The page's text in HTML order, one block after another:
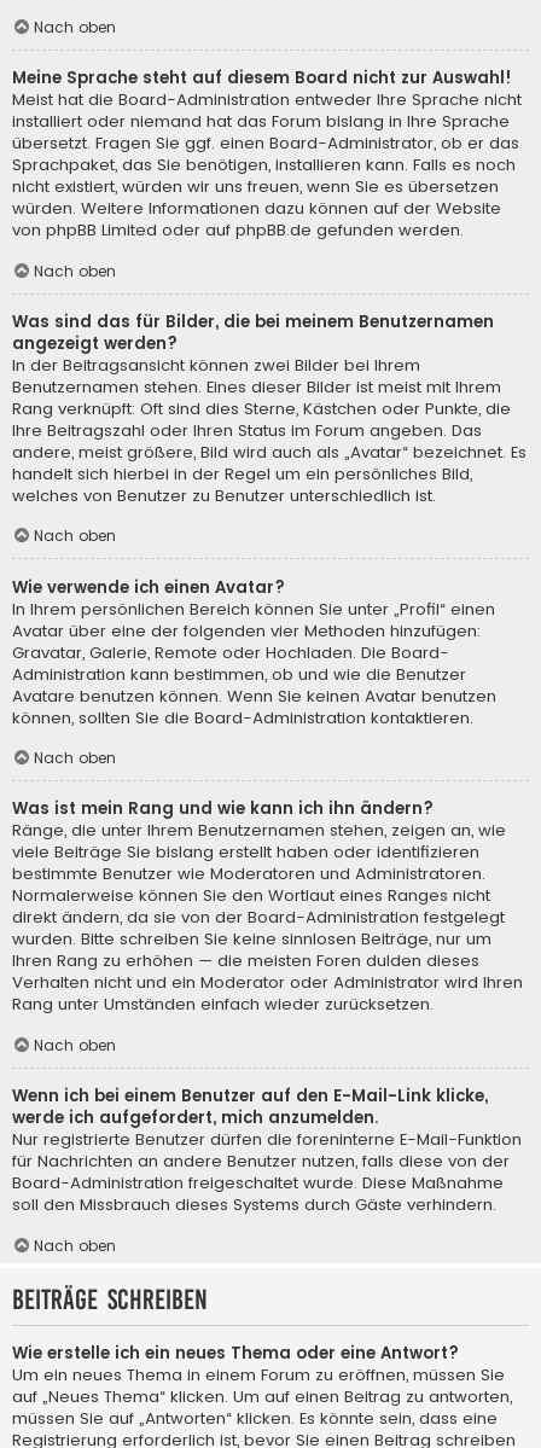
Nach oben
Meine Sprache steht auf diesem Board nicht zur Auswahl!
Meist hat die Board-Administration entweder Ihre Sprache nicht
installiert oder niemand hat das Forum bislang in Ihre Sprache
übersetzt. Fragen Sie ggf. einen Board-Administrator, ob er das
Sprachpaket, das Sie benötigen, installieren kann. Falls es noch
nicht existiert, würden wir uns freuen, wenn Sie es übersetzen
würden. Weitere Informationen dazu können auf der Website
von phpBB Limited oder auf phpBB.de gefunden werden.
Nach oben
Was sind das für Bilder, die bei meinem Benutzernamen
angezeigt werden?
In der Beitragsansicht können zwei Bilder bei Ihrem
Benutzernamen stehen. Eines dieser Bilder ist meist mit Ihrem
Rang verknüpft: Oft sind dies Sterne, Kästchen oder Punkte, die
Ihre Beitragszahl oder Ihren Status im Forum angeben. Das
andere, meist größere, Bild wird auch als „Avatar“ bezeichnet. Es
handelt sich hierbei in der Regel um ein persönliches Bild,
welches von Benutzer zu Benutzer unterschiedlich ist.
Nach oben
Wie verwende ich einen Avatar?
In Ihrem persönlichen Bereich können Sie unter „Profil“ einen
Avatar über eine der folgenden vier Methoden hinzufügen:
Gravatar, Galerie, Remote oder Hochladen. Die Board-
Administration kann bestimmen, ob und wie die Benutzer
Avatare benutzen können. Wenn Sie keinen Avatar benutzen
können, sollten Sie die Board-Administration kontaktieren.
Nach oben
Was ist mein Rang und wie kann ich ihn ändern?
Ränge, die unter Ihrem Benutzernamen stehen, zeigen an, wie
viele Beiträge Sie bislang erstellt haben oder identifizieren
bestimmte Benutzer wie Moderatoren und Administratoren.
Normalerweise können Sie den Wortlaut eines Ranges nicht
direkt ändern, da sie von der Board-Administration festgelegt
wurden. Bitte schreiben Sie keine sinnlosen Beiträge, nur um
Ihren Rang zu erhöhen — die meisten Foren dulden dieses
Verhalten nicht und ein Moderator oder Administrator wird Ihren
Rang unter Umständen einfach wieder zurücksetzen.
Nach oben
Wenn ich bei einem Benutzer auf den E-Mail-Link klicke,
werde ich aufgefordert, mich anzumelden.
Nur registrierte Benutzer dürfen die foreninterne E-Mail-Funktion
für Nachrichten an andere Benutzer nutzen, falls diese von der
Board-Administration freigeschaltet wurde. Diese Maßnahme
soll den Missbrauch dieses Systems durch Gäste verhindern.
Nach oben
Beiträge schreiben
Wie erstelle ich ein neues Thema oder eine Antwort?
Um ein neues Thema in einem Forum zu eröffnen, müssen Sie
auf „Neues Thema“ klicken. Um auf einen Beitrag zu antworten,
müssen Sie auf „Antworten“ klicken. Es könnte sein, dass eine
Registrierung erforderlich ist, bevor Sie einen Beitrag schreiben